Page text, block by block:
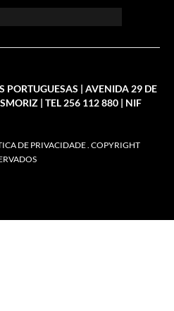
PORTUGUESAS | AVENIDA 29 DE
| TEL 256 112 880 | NIF
DE PRIVACIDADE . COPYRIGHT